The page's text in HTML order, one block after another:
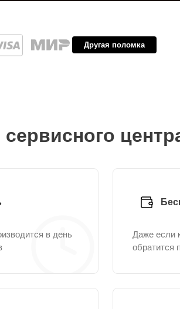
Другая поломка
в день
Даже если
обратится